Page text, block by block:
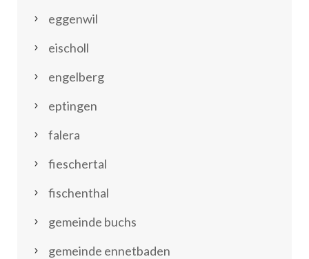
eggenwil
eischoll
engelberg
eptingen
falera
fieschertal
fischenthal
gemeinde buchs
gemeinde ennetbaden